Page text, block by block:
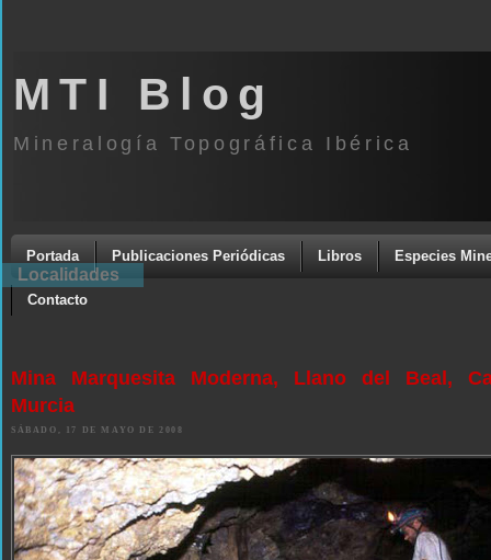
MTI Blog
Mineralogía Topográfica Ibérica
Portada Publicaciones Periódicas Libros Especies
Contacto
Mina Marquesita Moderna, Llano del Beal,
Murcia
SÁBADO, 17 DE MAYO DE 2008
Localidades